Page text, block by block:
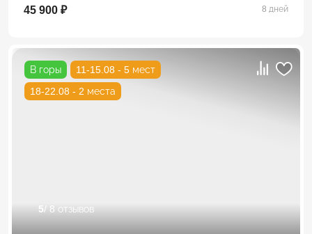
45 900 ₽ 8 дней
В горы
11-15.08 - 5 мест
18-22.08 - 2 места
5/ 8 отзывов